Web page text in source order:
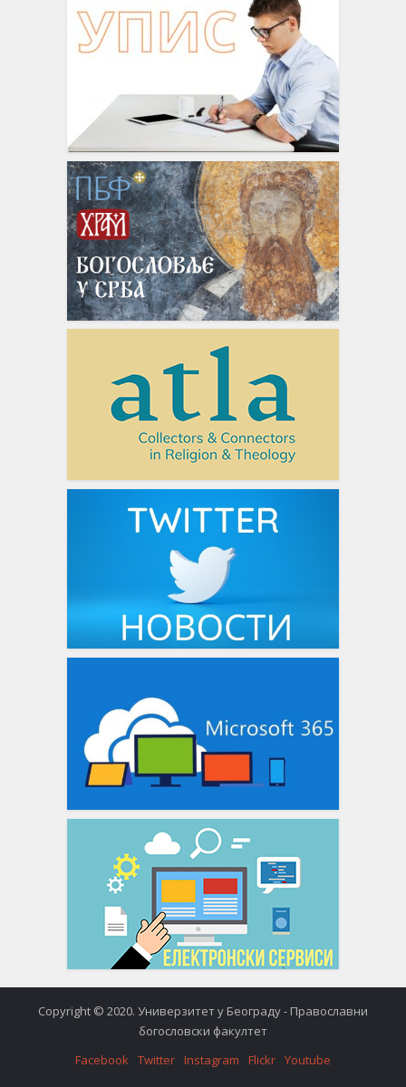
Copyright © 2020. Универзитет у Београду - Православни
богословски факултет
Facebook Twitter Instagram Flickr Youtube